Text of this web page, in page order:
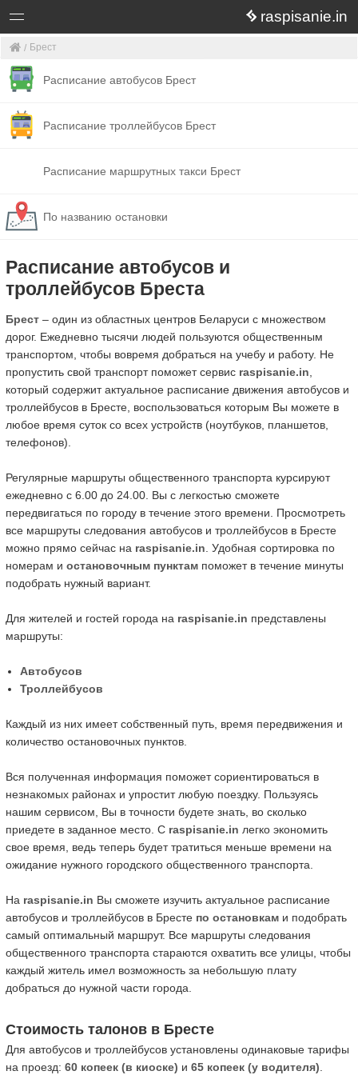
raspisanie.in
Брест
Расписание автобусов Брест
Расписание троллейбусов Брест
Расписание маршрутных такси Брест
По названию остановки
Расписание автобусов и
троллейбусов Бреста
Брест – один из областных центров Беларуси с множеством
дорог. Ежедневно тысячи людей пользуются общественным
транспортом, чтобы вовремя добраться на учебу и работу. Не
пропустить свой транспорт поможет сервис raspisanie.in,
который содержит актуальное расписание движения автобусов и
троллейбусов в Бресте, воспользоваться которым Вы можете в
любое время суток со всех устройств (ноутбуков, планшетов,
телефонов).
Регулярные маршруты общественного транспорта курсируют
ежедневно с 6.00 до 24.00. Вы с легкостью сможете
передвигаться по городу в течение этого времени. Просмотреть
все маршруты следования автобусов и троллейбусов в Бресте
можно прямо сейчас на raspisanie.in. Удобная сортировка по
номерам и остановочным пунктам поможет в течение минуты
подобрать нужный вариант.
Для жителей и гостей города на raspisanie.in представлены
маршруты:
Автобусов
Троллейбусов
Каждый из них имеет собственный путь, время передвижения и
количество остановочных пунктов.
Вся полученная информация поможет сориентироваться в
незнакомых районах и упростит любую поездку. Пользуясь
нашим сервисом, Вы в точности будете знать, во сколько
приедете в заданное место. С raspisanie.in легко экономить
свое время, ведь теперь будет тратиться меньше времени на
ожидание нужного городского общественного транспорта.
На raspisanie.in Вы сможете изучить актуальное расписание
автобусов и троллейбусов в Бресте по остановкам и подобрать
самый оптимальный маршрут. Все маршруты следования
общественного транспорта стараются охватить все улицы, чтобы
каждый житель имел возможность за небольшую плату
добраться до нужной части города.
Стоимость талонов в Бресте
Для автобусов и троллейбусов установлены одинаковые тарифы
на проезд: 60 копеек (в киоске) и 65 копеек (у водителя)